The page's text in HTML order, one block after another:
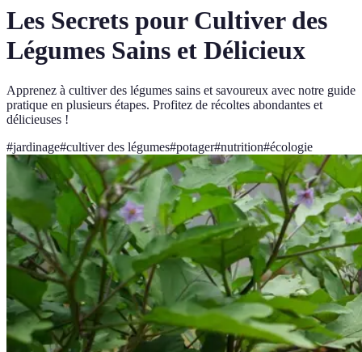
Les Secrets pour Cultiver des
Légumes Sains et Délicieux
Apprenez à cultiver des légumes sains et savoureux avec notre guide
pratique en plusieurs étapes. Profitez de récoltes abondantes et
délicieuses !
#jardinage#cultiver des légumes#potager#nutrition#écologie